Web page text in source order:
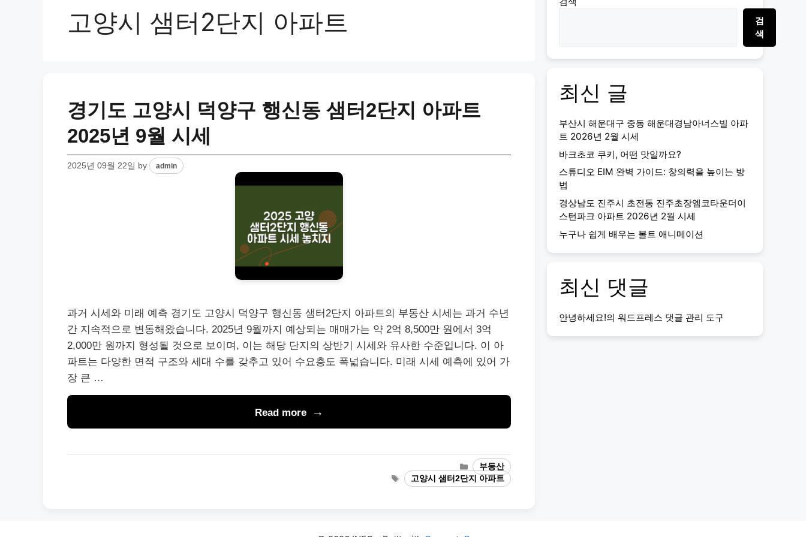
고양시 샘터2단지 아파트
경기도 고양시 덕양구 행신동 샘터2단지 아파트
2025년 9월 시세
2025년 09월 22일 by admin
과거 시세와 미래 예측 경기도 고양시 덕양구 행신동 샘터2단지 아파트의 부동산 시세는 과거 수년
간 지속적으로 변동해왔습니다. 2025년 9월까지 예상되는 매매가는 약 2억 8,500만 원에서 3억
2,000만 원까지 형성될 것으로 보이며, 이는 해당 단지의 상반기 시세와 유사한 수준입니다. 이 아
파트는 다양한 면적 구조와 세대 수를 갖추고 있어 수요층도 폭넓습니다. 미래 시세 예측에 있어 가
장 큰 …
Read more
Categories
부동산
Tags고양시 샘터2단지 아파트
검
색
최신 글
부산시 해운대구 중동 해운대경남아너스빌 아파
트 2026년 2월 시세
바크초코 쿠키, 어떤 맛일까요?
스튜디오 EIM 완벽 가이드: 창의력을 높이는 방
법
경상남도 진주시 초전동 진주초장엠코타운더이
스턴파크 아파트 2026년 2월 시세
누구나 쉽게 배우는 볼트 애니메이션
최신 댓글
안녕하세요!의 워드프레스 댓글 관리 도구